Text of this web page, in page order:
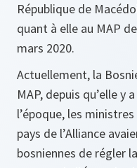
République de
quant à elle au MAP
mars 2020.
Actuellement, la
MAP, depuis qu’elle y
l’époque, les
pays de l’Alliance
bosniennes de régler